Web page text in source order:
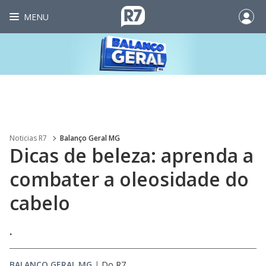
MENU
Noticias R7 Balanço Geral MG
Dicas de beleza: aprenda a
combater a oleosidade do
cabelo
.